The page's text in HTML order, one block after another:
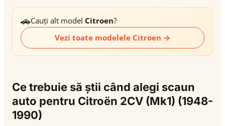
🚗Cauți alt model Citroen?
Vezi toate modelele Citroen →
Ce trebuie să știi când alegi scaun
auto pentru Citroën 2CV (Mk1) (1948-
1990)